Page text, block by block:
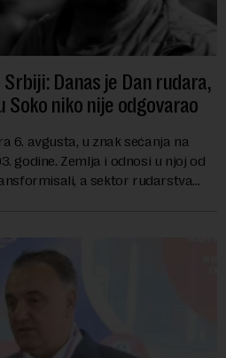
Danas je Dan rudara,
niko nije odgovarao
6. avgusta, u znak sećanja na
godine. Zemlja i odnosi u njoj od
a sektor rudarstva